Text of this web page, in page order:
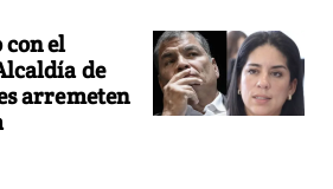
con el
de
arremeten